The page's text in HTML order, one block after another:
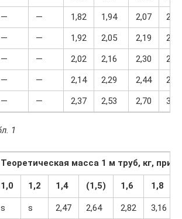
— — 1,82 1,94 2,07
2,32
— — 1,92 2,05 2,19
2,45
— — 2,02 2,16 2,30
2,58
— — 2,14 2,29 2,44
2,74
— — 2,37 2,53 2,70 3,03
1
Теоретическая масса 1 м труб, кг, при
1,0 1,2 1,4 (1,5) 1,6 1,8
ѕ ѕ 2,47 2,64 2,82 3,16